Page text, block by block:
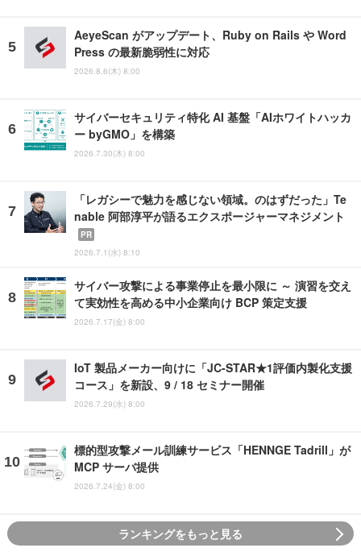
AeyeScan がアップデート、Ruby on Rails や Word
Press の最新脆弱性に対応
2026.8.6(木) 8:00
サイバーセキュリティ特化 AI 基盤「AIホワイトハッカ
ー byGMO」を構築
2026.7.30(木) 8:00
「レガシーで魅力を感じない領域。のはずだった」Te
nable 阿部淳平が語るエクスポージャーマネジメント
PR
2026.7.1(水) 8:10
サイバー攻撃による事業停止を最小限に ～ 演習を交え
て実効性を高める中小企業向け BCP 策定支援
2026.7.17(金) 8:00
IoT 製品メーカー向けに「JC-STAR★1評価内製化支援
コース」を新設、9 / 18 セミナー開催
2026.7.29(水) 8:00
標的型攻撃メール訓練サービス「HENNGE Tadrill」が
MCP サーバ提供
2026.7.24(金) 8:00
ランキングをもっと見る